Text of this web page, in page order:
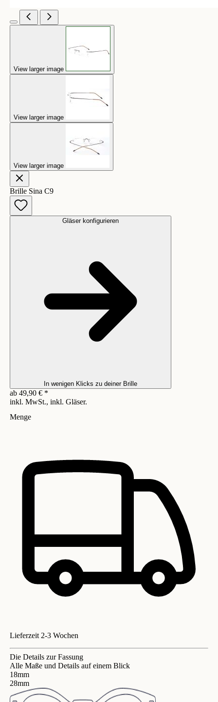
View larger image
View larger image
View larger image
Brille Sina C9
Gläser konfigurieren
In wenigen Klicks zu deiner Brille
ab 49,90 € *
inkl. MwSt., inkl. Gläser.
Menge
Lieferzeit 2-3 Wochen
Die Details zur Fassung
Alle Maße und Details auf einem Blick
18mm
28mm